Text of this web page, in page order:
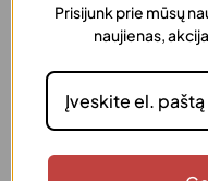
Prisijunk prie mūsų
naujienas,